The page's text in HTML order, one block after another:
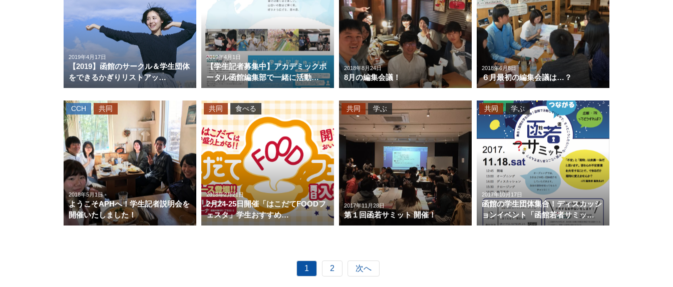
2019年4月17日
【2019】函館のサークル＆学生団体
をできるかぎりリストアッ…
2019年4月1日
【学生記者募集中】アカデミックポ
ータル函館編集部で一緒に活動…
2018年8月24日
8月の編集会議！
2018年6月8日
６月最初の編集会議は…？
2018年5月1日
ようこそAPHへ！学生記者説明会を
開催いたしました！
CCH 共同
2018年2月21日
2月24-25日開催「はこだてFOODフ
ェスタ」学生おすすめ…
共同 食べる
2017年11月28日
第１回函若サミット 開催！
共同 学ぶ
2017年10月17日
函館の学生団体集合！ディスカッシ
ョンイベント「函館若者サミッ…
共同 学ぶ
1 2 次へ